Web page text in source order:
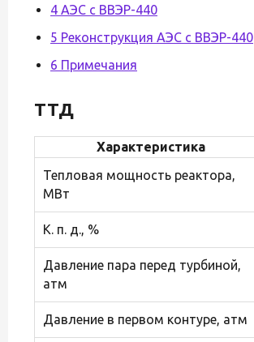
4 АЭС с ВВЭР-440
5 Реконструкция АЭС с ВВЭР-440
6 Примечания
ТТД
Характеристика
Тепловая мощность реактора,
МВт
К. п. д., %
Давление пара перед турбиной,
атм
Давление в первом контуре, атм